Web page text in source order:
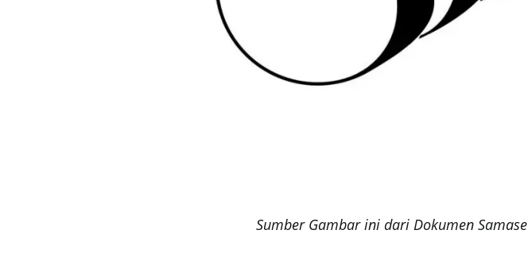
Sumber Gambar ini dari Dokumen Samase